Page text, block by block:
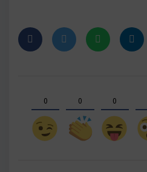
0 0 0